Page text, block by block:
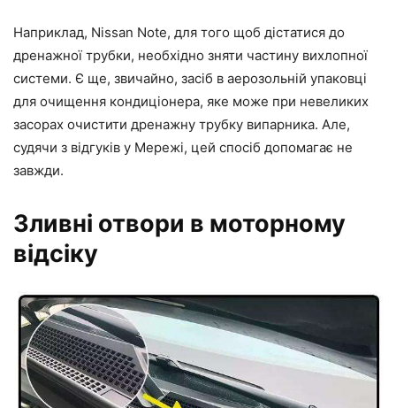
Наприклад, Nissan Note, для того щоб дістатися до
дренажної трубки, необхідно зняти частину вихлопної
системи. Є ще, звичайно, засіб в аерозольній упаковці
для очищення кондиціонера, яке може при невеликих
засорах очистити дренажну трубку випарника. Але,
судячи з відгуків у Мережі, цей спосіб допомагає не
завжди.
Зливні отвори в моторному
відсіку